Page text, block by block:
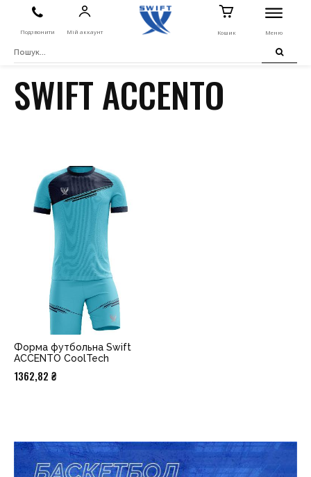
Подзвонити Мій аккаунт Кошик Меню
SWIFT ACCENTO
Форма футбольна Swift
ACCENTO CoolTech
1362,82 ₴